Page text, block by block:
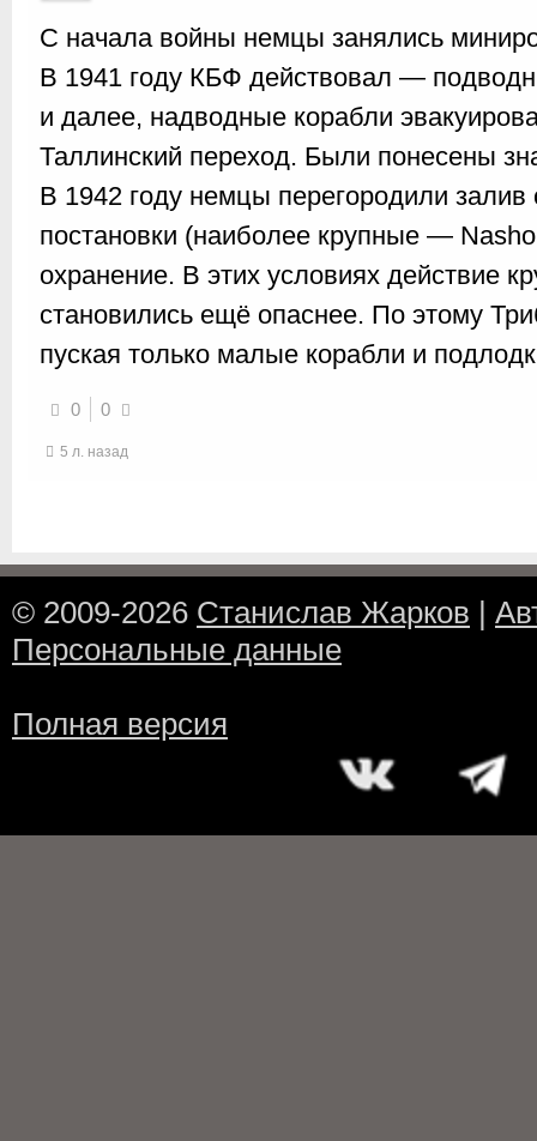
С начала войны немцы занялись
В 1941 году КБФ действовал —
и далее, надводные корабли
Таллинский переход. Были понесены
В 1942 году немцы перегородили
постановки (наиболее крупные —
охранение. В этих условиях действие
становились ещё опаснее. По этому
пуская только малые корабли и
0 0
5 л. назад
© 2009-2026 Станислав Жарков |
Персональные данные
Полная версия